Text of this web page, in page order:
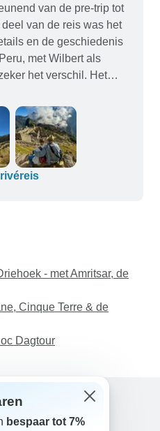
van de pre-trip tot
van de reis was het
en de geschiedenis
met Wilbert als
het verschil. Het
tijdens de
heeft mijn kijk op
de eerste keer dat ik
reisde en ik zal mijn
soort reizen. Ik ben
nieuwe expeditie met
- met Amritsar, de
Cinque Terre & de
Dagtour
bespaar tot 7%